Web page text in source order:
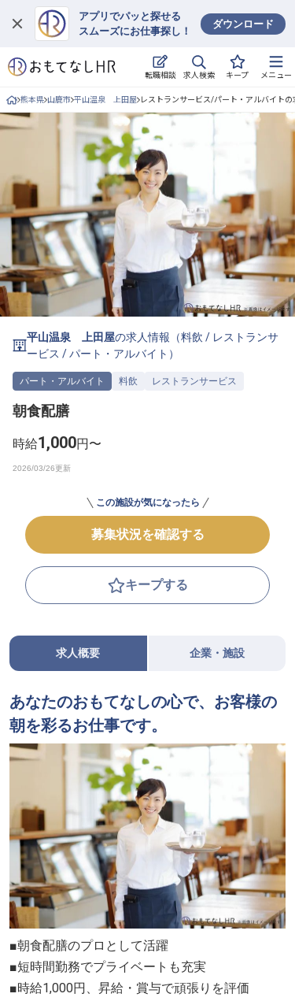
アプリでパッと探せる
スムーズにお仕事探し！
ダウンロード
転職相談 求人検索 キープ メニュー
ログイン
求人・施設を探す
キープした求人
就職・転職 合同説明会
おもてなしHRについて
ご利用の流れ
よくある質問
ホテル・宿泊業界情報コラム
無料 転職サポートに申し込む
熊本県 山鹿市 平山温泉 上田屋 レストランサービス/パート・アルバイトの
平山温泉 上田屋の求人情報（料飲 / レストランサ
ービス /パート・アルバイト ）
パート・アルバイト 料飲 レストランサービス
朝食配膳
時給1,000円〜
この施設が気になったら
募集状況を確認する
キープする
求人概要 企業・施設
あなたのおもてなしの心で、お客様の
朝を彩るお仕事です。
■朝食配膳のプロとして活躍
■短時間勤務でプライベートも充実
■時給1,000円、昇給・賞与で頑張りを評価